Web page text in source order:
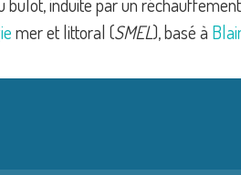
mer et littoral (SMEL), basé à